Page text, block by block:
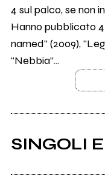
4 sul palco, se non
Hanno pubblicato
named” (2009),
“Nebbia”...
SINGOLI